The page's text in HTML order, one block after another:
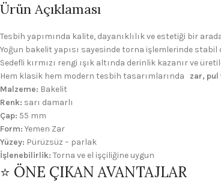
Ürün Açıklaması
Tesbih yapımında kalite, dayanıklılık ve estetiği bir
Yoğun bakelit yapısı sayesinde torna işlemlerinde
Sedefli kırmızı rengi ışık altında derinlik kazanır ve
Hem klasik hem modern tesbih tasarımlarında zar, pul
Malzeme: Bakelit
Renk: sarı damarlı
Çap: 55 mm
Form: Yemen Zar
Yüzey: Pürüzsüz – parlak
İşlenebilirlik: Torna ve el işçiliğine uygun
⭐ ÖNE ÇIKAN AVANTAJLAR